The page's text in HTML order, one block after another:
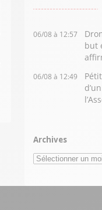
06/08 à 12:57
but
06/08 à 12:49
Archives
Archives